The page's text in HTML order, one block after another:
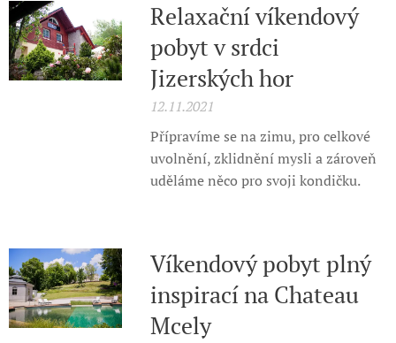
Relaxační víkendový
pobyt v srdci
Jizerských hor
12.11.2021
Přípravíme se na zimu, pro celkové
uvolnění, zklidnění mysli a zároveň
uděláme něco pro svoji kondičku.
Víkendový pobyt plný
inspirací na Chateau
Mcely